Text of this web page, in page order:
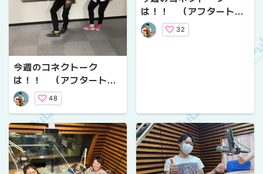
今週のコネクトーク
は！！ （アフタートー
クVol.７）
48
は！！ （アフタートー
クVol.６）
32